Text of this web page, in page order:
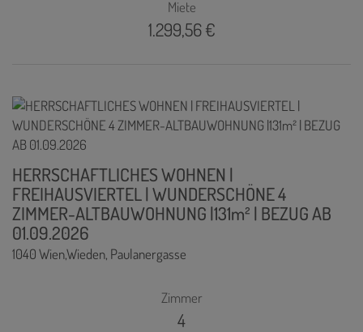
Miete
1.299,56 €
HERRSCHAFTLICHES WOHNEN |
FREIHAUSVIERTEL | WUNDERSCHÖNE 4
ZIMMER-ALTBAUWOHNUNG |131m² | BEZUG AB
01.09.2026
1040 Wien,Wieden, Paulanergasse
Zimmer
4